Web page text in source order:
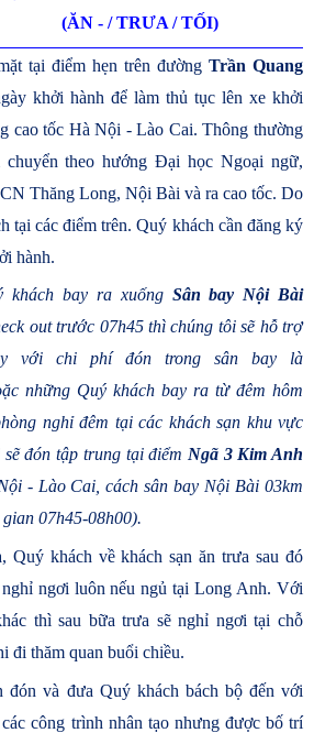
/ TỐI)
tại điểm hẹn trên đường Trần Quang
khởi hành để làm thủ tục lên xe khởi
cao tốc Hà Nội - Lào Cai. Thông thường
theo hướng Đại học Ngoại ngữ,
Thăng Long, Nội Bài và ra cao tốc. Do
tại các điểm trên. Quý khách cần đăng ký
hành.
khách bay ra xuống Sân bay Nội Bài
out trước 07h45 thì chúng tôi sẽ hỗ trợ
với chi phí đón trong sân bay là
những Quý khách bay ra từ đêm hôm
nghỉ đêm tại các khách sạn khu vực
đón tập trung tại điểm Ngã 3 Kim Anh
- Lào Cai, cách sân bay Nội Bài 03km
07h45-08h00).
Quý khách về khách sạn ăn trưa sau đó
nghỉ ngơi luôn nếu ngủ tại Long Anh. Với
thì sau bữa trưa sẽ nghỉ ngơi tại chỗ
đi thăm quan buổi chiều.
đón và đưa Quý khách bách bộ đến với
công trình nhân tạo nhưng được bố trí